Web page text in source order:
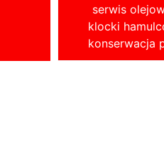
serwis
klocki
konserwacja